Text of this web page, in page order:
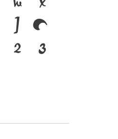
] {
2 3